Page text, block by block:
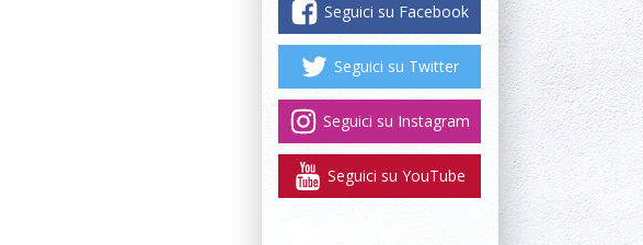
Seguici su Facebook
Seguici su Twitter
Seguici su Instagram
Seguici su YouTube